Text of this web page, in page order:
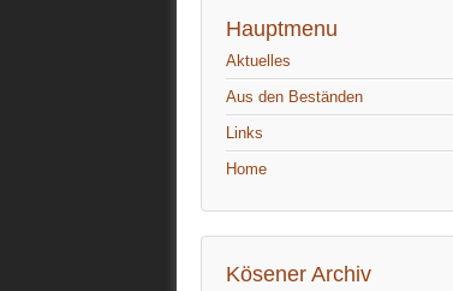
Hauptmenu
Aktuelles
Aus den Beständen
Links
Home
Kösener Archiv